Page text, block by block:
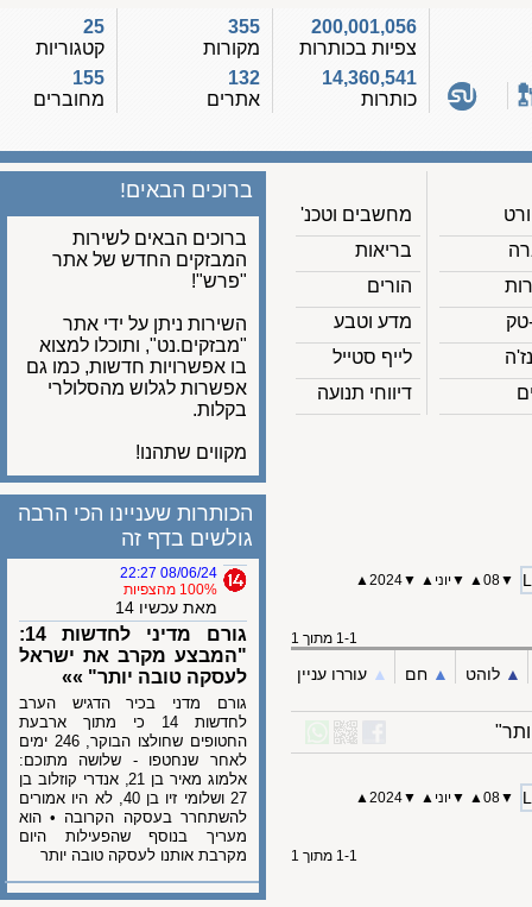
200,001,056
צפיות בכותרות
14,360,541
כותרות
355
מקורות
132
אתרים
קטגוריות
155
מחוברים
מחשבים וטכנ'
בריאות
הורים
מדע וטבע
לייף סטייל
דיווחי תנועה
ברוכים הבאים!
ברוכים הבאים לשירות
המבזקים החדש של אתר
"פרש"!
השירות ניתן על ידי אתר
"מבזקים.נט", ותוכלו למצוא
בו אפשרויות חדשות, כמו גם
אפשרות לגלוש מהסלולרי
בקלות.
מקווים שתהנו!
08
▲
▼יוני▲
▼
2024
▲
לוהט ▲︎ חם ▲︎ עוררו עניין
08
▲
▼יוני▲
▼
2024
▲
הכותרות שעניינו הכי הרבה
גולשים בדף זה
08/06/24 22:27
100% מהצפיות
מאת עכשיו 14
גורם מדיני לחדשות 14:
"המבצע מקרב את ישראל
לעסקה טובה יותר" »»
גורם מדני בכיר הדגיש הערב
לחדשות 14 כי מתוך ארבעת
החטופים שחולצו הבוקר, 246 ימים
לאחר שנחטפו - שלושה מתוכם:
אלמוג מאיר בן 21, אנדרי קוזלוב בן
27 ושלומי זיו בן 40, לא היו אמורים
להשתחרר בעסקה הקרובה • הוא
מעריך בנוסף שהפעילות היום
מקרבת אותנו לעסקה טובה יותר